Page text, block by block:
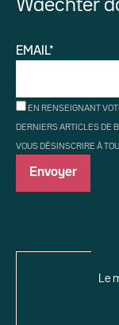
Waechter
EMAIL*
EN RENSEIGNANT
DERNIERS ARTICLES DE
VOUS DÉSINSCRIRE À
Le